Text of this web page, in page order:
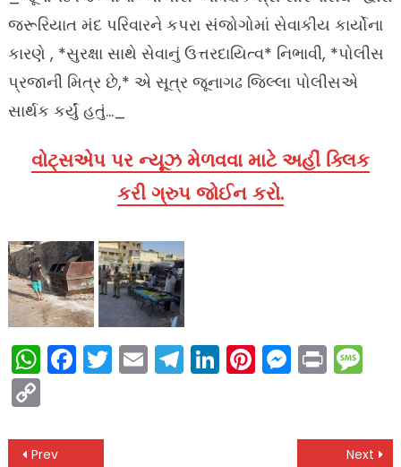
જરૂરિયાત મંદ પરિવારને કપરા સંજોગોમાં સેવાકીય કાર્યોના
કારણે , *સુરક્ષા સાથે સેવાનું ઉત્તરદાયિત્વ* નિભાવી, *પોલીસ
પ્રજાની મિત્ર છે,* એ સૂત્ર જૂનાગઢ જિલ્લા પોલીસએ
સાર્થક કર્યું હતું…_
વોટ્સએપ પર ન્યૂઝ મેળવવા માટે અહીં ક્લિક
કરી ગ્રુપ જોઈન કરો.
WhatsApp
Facebook
Twitter
EmailTelegram
LinkedIn
Pinterest
Print
Copy
Post
Prev Next